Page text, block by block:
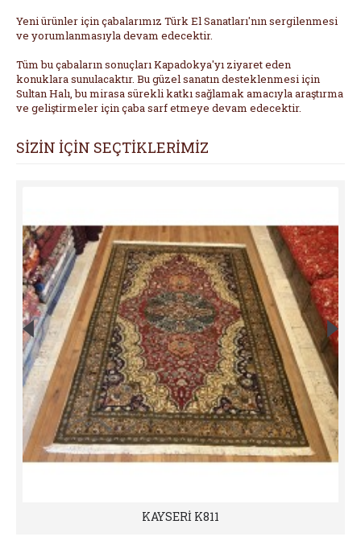
Yeni ürünler için çabalarımız Türk El Sanatları'nın sergilenmesi
ve yorumlanmasıyla devam edecektir.
Tüm bu çabaların sonuçları Kapadokya'yı ziyaret eden
konuklara sunulacaktır. Bu güzel sanatın desteklenmesi için
Sultan Halı, bu mirasa sürekli katkı sağlamak amacıyla araştırma
ve geliştirmeler için çaba sarf etmeye devam edecektir.
SİZİN İÇİN SEÇTİKLERİMİZ
KAYSERİ K811